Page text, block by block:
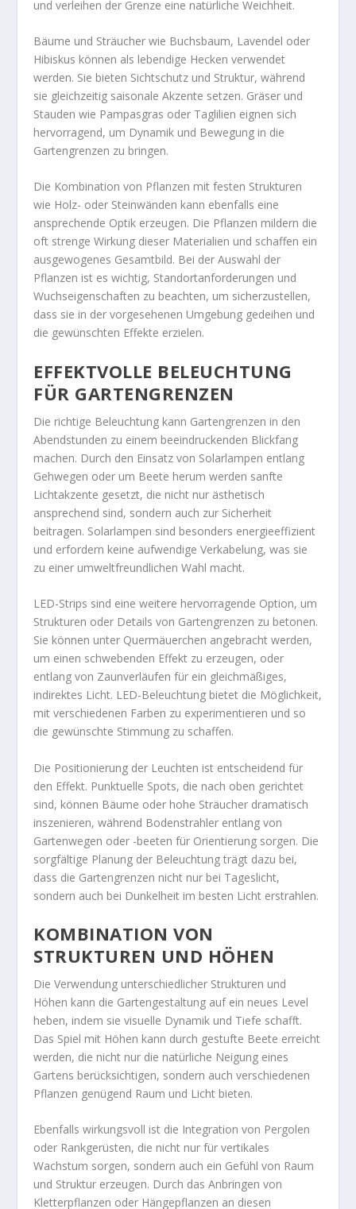
und verleihen der Grenze eine natürliche Weichheit.
Bäume und Sträucher wie Buchsbaum, Lavendel oder
Hibiskus können als lebendige Hecken verwendet
werden. Sie bieten Sichtschutz und Struktur, während
sie gleichzeitig saisonale Akzente setzen. Gräser und
Stauden wie Pampasgras oder Taglilien eignen sich
hervorragend, um Dynamik und Bewegung in die
Gartengrenzen zu bringen.
Die Kombination von Pflanzen mit festen Strukturen
wie Holz- oder Steinwänden kann ebenfalls eine
ansprechende Optik erzeugen. Die Pflanzen mildern die
oft strenge Wirkung dieser Materialien und schaffen ein
ausgewogenes Gesamtbild. Bei der Auswahl der
Pflanzen ist es wichtig, Standortanforderungen und
Wuchseigenschaften zu beachten, um sicherzustellen,
dass sie in der vorgesehenen Umgebung gedeihen und
die gewünschten Effekte erzielen.
EFFEKTVOLLE BELEUCHTUNG
FÜR GARTENGRENZEN
Die richtige Beleuchtung kann Gartengrenzen in den
Abendstunden zu einem beeindruckenden Blickfang
machen. Durch den Einsatz von Solarlampen entlang
Gehwegen oder um Beete herum werden sanfte
Lichtakzente gesetzt, die nicht nur ästhetisch
ansprechend sind, sondern auch zur Sicherheit
beitragen. Solarlampen sind besonders energieeffizient
und erfordern keine aufwendige Verkabelung, was sie
zu einer umweltfreundlichen Wahl macht.
LED-Strips sind eine weitere hervorragende Option, um
Strukturen oder Details von Gartengrenzen zu betonen.
Sie können unter Quermäuerchen angebracht werden,
um einen schwebenden Effekt zu erzeugen, oder
entlang von Zaunverläufen für ein gleichmäßiges,
indirektes Licht. LED-Beleuchtung bietet die Möglichkeit,
mit verschiedenen Farben zu experimentieren und so
die gewünschte Stimmung zu schaffen.
Die Positionierung der Leuchten ist entscheidend für
den Effekt. Punktuelle Spots, die nach oben gerichtet
sind, können Bäume oder hohe Sträucher dramatisch
inszenieren, während Bodenstrahler entlang von
Gartenwegen oder -beeten für Orientierung sorgen. Die
sorgfältige Planung der Beleuchtung trägt dazu bei,
dass die Gartengrenzen nicht nur bei Tageslicht,
sondern auch bei Dunkelheit im besten Licht erstrahlen.
KOMBINATION VON
STRUKTUREN UND HÖHEN
Die Verwendung unterschiedlicher Strukturen und
Höhen kann die Gartengestaltung auf ein neues Level
heben, indem sie visuelle Dynamik und Tiefe schafft.
Das Spiel mit Höhen kann durch gestufte Beete erreicht
werden, die nicht nur die natürliche Neigung eines
Gartens berücksichtigen, sondern auch verschiedenen
Pflanzen genügend Raum und Licht bieten.
Ebenfalls wirkungsvoll ist die Integration von Pergolen
oder Rankgerüsten, die nicht nur für vertikales
Wachstum sorgen, sondern auch ein Gefühl von Raum
und Struktur erzeugen. Durch das Anbringen von
Kletterpflanzen oder Hängepflanzen an diesen